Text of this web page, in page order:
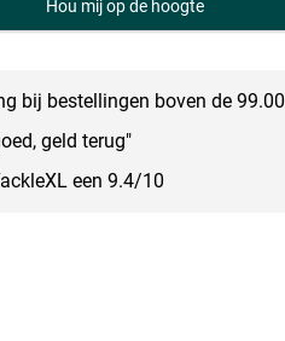
Hou mij op de hoogte
bij bestellingen boven de 99.00
geld terug"
een 9.4/10